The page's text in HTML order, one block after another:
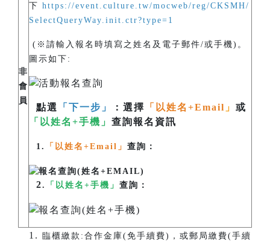
非
會
員
下 https://event.culture.tw/mocweb/reg/CKSMH/
SelectQueryWay.init.ctr?type=1
(※請輸入報名時填寫之姓名及電子郵件/或手機)。
圖示如下:
點選 「下一步」 ：選擇 「以姓名+Email 」 或
「以姓名+手機」 查詢報名資訊
1. 「以姓名+Email」 查詢：
2. 「以姓名+手機」 查詢：
臨櫃繳款:合作金庫(免手續費)，或郵局繳費(手續